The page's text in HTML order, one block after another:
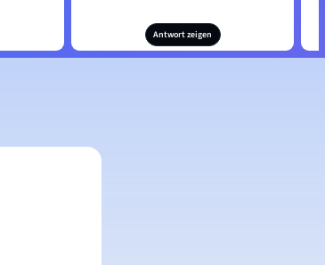
Antwort zeigen